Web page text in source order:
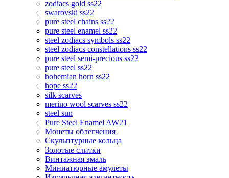
zodiacs gold ss22
swarovski ss22
pure steel chains ss22
pure steel enamel ss22
steel zodiacs symbols ss22
steel zodiacs constellations ss22
pure steel semi-precious ss22
pure steel ss22
bohemian horn ss22
hope ss22
silk scarves
merino wool scarves ss22
steel sun
Pure Steel Enamel AW21
Монеты облегчения
Скульптурные кольца
Золотые слитки
Винтажная эмаль
Миниатюрные амулеты